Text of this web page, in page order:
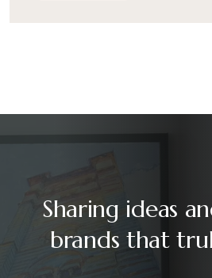
Sharing ideas
brands that